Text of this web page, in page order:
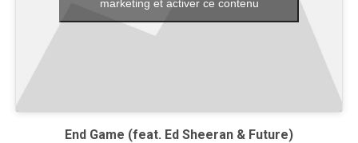
marketing et activer ce contenu
End Game (feat. Ed Sheeran & Future)